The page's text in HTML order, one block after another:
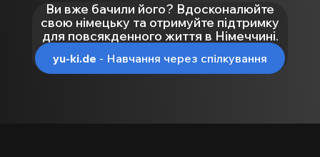
Ви вже бачили його? Вдосконалюйте
свою німецьку та отримуйте підтримку
для повсякденного життя в Німеччині.
yu-ki.de - Навчання через спілкування